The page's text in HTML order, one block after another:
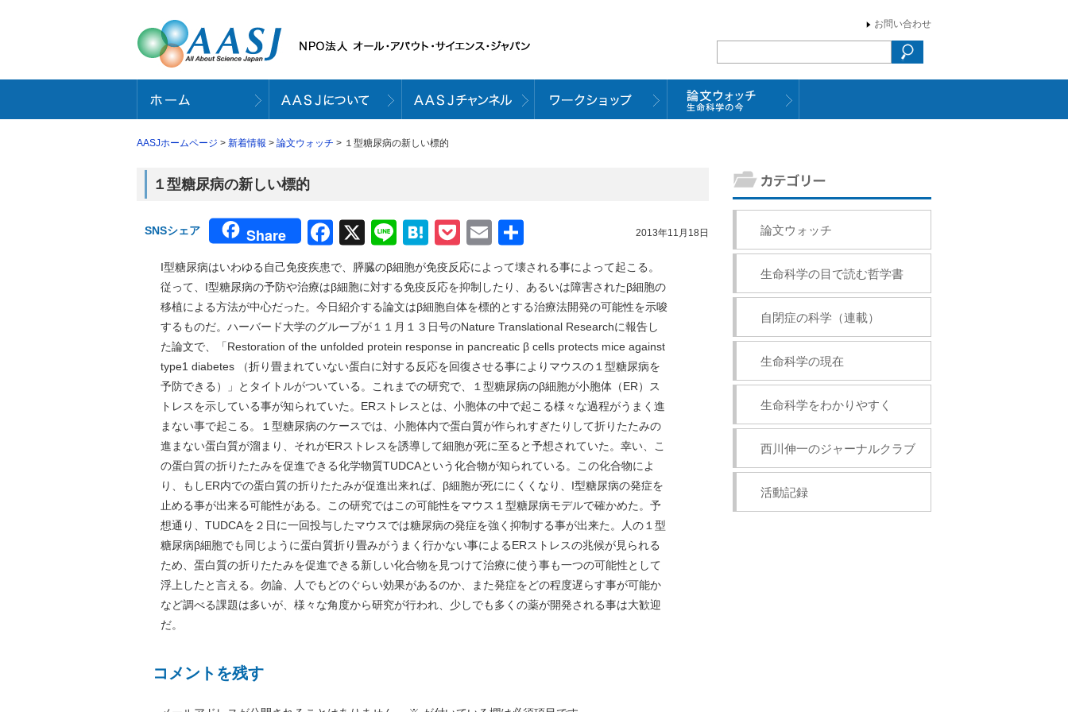
お問い合わせ
AASJホームページ > 新着情報 > 論文ウォッチ > １型糖尿病の新しい標的
１型糖尿病の新しい標的
2013年11月18日
SNSシェア Share Facebook
X LineHatena
Pocket
Email
有
I型糖尿病はいわゆる自己免疫疾患で、膵臓のβ細胞が免疫反応によって壊される事によって起こる。
従って、I型糖尿病の予防や治療はβ細胞に対する免疫反応を抑制したり、あるいは障害されたβ細胞の
移植による方法が中心だった。今日紹介する論文はβ細胞自体を標的とする治療法開発の可能性を示唆
するものだ。ハーバード大学のグループが１１月１３日号のNature Translational Researchに報告し
た論文で、「Restoration of the unfolded protein response in pancreatic β cells protects mice against
type1 diabetes （折り畳まれていない蛋白に対する反応を回復させる事によりマウスの１型糖尿病を
予防できる）」とタイトルがついている。これまでの研究で、１型糖尿病のβ細胞が小胞体（ER）ス
トレスを示している事が知られていた。ERストレスとは、小胞体の中で起こる様々な過程がうまく進
まない事で起こる。１型糖尿病のケースでは、小胞体内で蛋白質が作られすぎたりして折りたたみの
進まない蛋白質が溜まり、それがERストレスを誘導して細胞が死に至ると予想されていた。幸い、こ
の蛋白質の折りたたみを促進できる化学物質TUDCAという化合物が知られている。この化合物によ
り、もしER内での蛋白質の折りたたみが促進出来れば、β細胞が死ににくくなり、I型糖尿病の発症を
止める事が出来る可能性がある。この研究ではこの可能性をマウス１型糖尿病モデルで確かめた。予
想通り、TUDCAを２日に一回投与したマウスでは糖尿病の発症を強く抑制する事が出来た。人の１型
糖尿病β細胞でも同じように蛋白質折り畳みがうまく行かない事によるERストレスの兆候が見られる
ため、蛋白質の折りたたみを促進できる新しい化合物を見つけて治療に使う事も一つの可能性として
浮上したと言える。勿論、人でもどのぐらい効果があるのか、また発症をどの程度遅らす事が可能か
など調べる課題は多いが、様々な角度から研究が行われ、少しでも多くの薬が開発される事は大歓迎
だ。
コメントを残す
論文ウォッチ
生命科学の目で読む哲学書
自閉症の科学（連載）
生命科学の現在
生命科学をわかりやすく
西川伸一のジャーナルクラブ
活動記録